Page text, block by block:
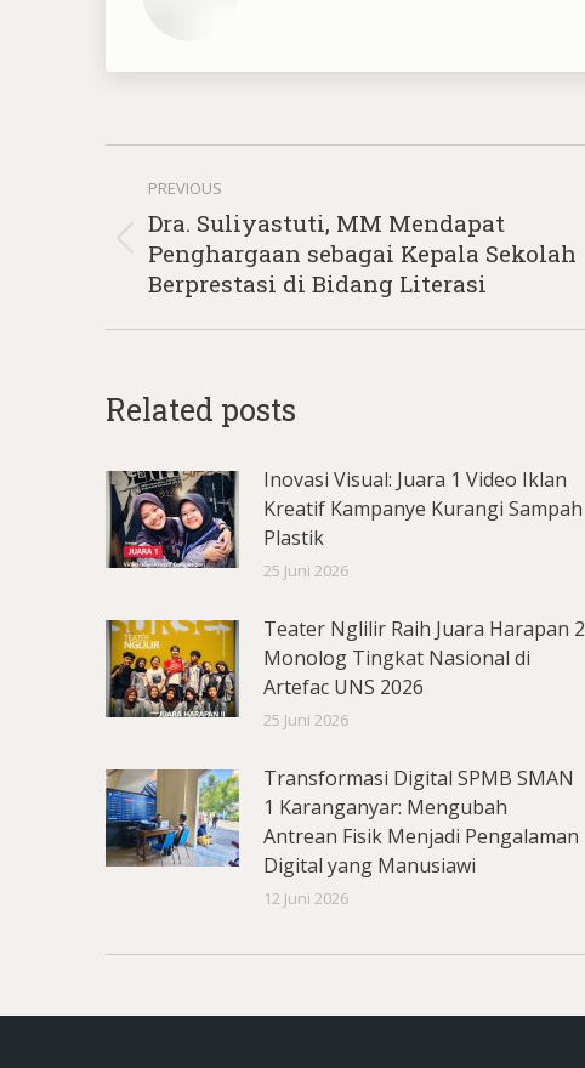
Post
navigation
PREVIOUS
Previous
post:
Dra. Suliyastuti, MM Mendapat
Penghargaan sebagai Kepala Sekolah
Berprestasi di Bidang Literasi
Related posts
Inovasi Visual: Juara 1 Video Iklan
Kreatif Kampanye Kurangi Sampah
Plastik
25 Juni 2026
Teater Nglilir Raih Juara Harapan 2
Monolog Tingkat Nasional di
Artefac UNS 2026
25 Juni 2026
Transformasi Digital SPMB SMAN
1 Karanganyar: Mengubah
Antrean Fisik Menjadi Pengalaman
Digital yang Manusiawi
12 Juni 2026